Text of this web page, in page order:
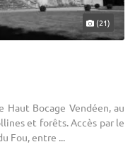
(21)
Bocage Vendéen, au
et forêts. Accès par le
Fou, entre ...